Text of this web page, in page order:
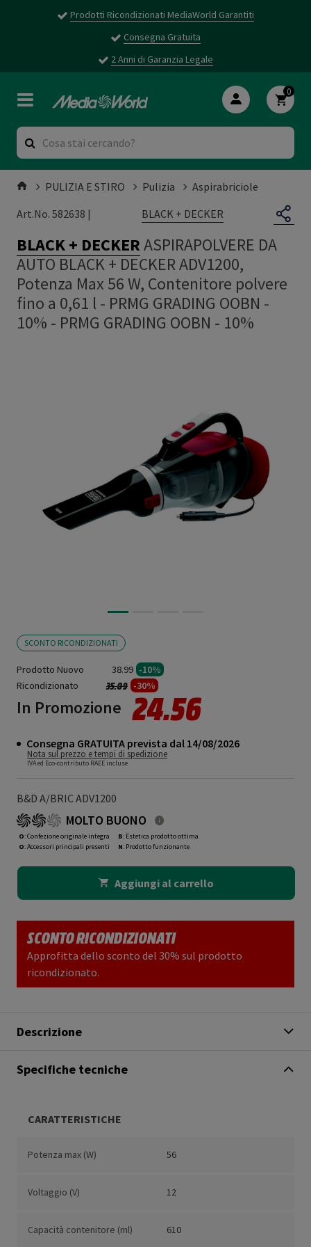
Prodotti Ricondizionati MediaWorld Garantiti
Consegna Gratuita
2 Anni di Garanzia Legale
0
PULIZIA E STIRO Pulizia
Aspirabriciole
Art.No. 582638 |
BLACK + DECKER
BLACK + DECKERASPIRAPOLVERE DA
AUTO BLACK + DECKER ADV1200,
Potenza Max 56 W, Contenitore polvere
fino a 0,61 l - PRMG GRADING OOBN -
10% - PRMG GRADING OOBN - 10%
SCONTO RICONDIZIONATI
Prodotto Nuovo 38.99 -10%
Ricondizionato
Prezzo ridotto da
35.09a -30%
In Promozione 24.56
Consegna GRATUITA prevista dal 14/08/2026
Nota sul prezzo e tempi di spedizione
IVA ed Eco-contributo RAEE incluse
B&D A/BRIC ADV1200
MOLTO BUONO
O: Confezione originale integra
O: Accessori principali presenti
B: Estetica prodotto ottima
N: Prodotto funzionante
Aggiungi al carrello
SCONTO RICONDIZIONATI
Approfitta dello sconto del 30% sul prodotto
ricondizionato.
Descrizione
Specifiche tecniche
CARATTERISTICHE
Potenza max (W) 56
Voltaggio (V) 12
Capacità contenitore (ml) 610